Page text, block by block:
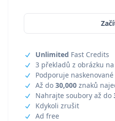
Unlimited Fast Credits
3 překladů z obrázku
Podporuje
Až do 30,000 znaků
Nahrajte soubory až do
Kdykoli zrušit
Ad free